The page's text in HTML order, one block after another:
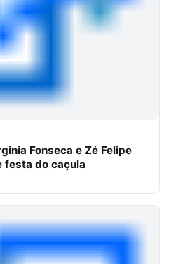
Fonseca e Zé Felipe
festa do caçula